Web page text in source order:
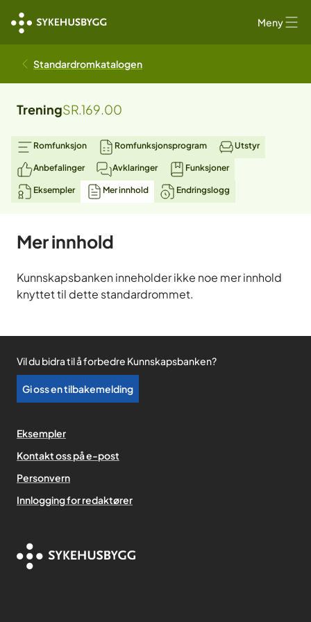
Meny
Standardromkatalogen
TreningSR.169.00
Romfunksjon Romfunksjonsprogram Utstyr
Anbefalinger Avklaringer Funksjoner
Eksempler Mer innhold Endringslogg
Mer innhold
Kunnskapsbanken inneholder ikke noe mer innhold
knyttet til dette standardrommet.
Vil du bidra til å forbedre Kunnskapsbanken?
Gi oss en tilbakemelding
Eksempler
Kontakt oss på e-post
Personvern
Innlogging for redaktører